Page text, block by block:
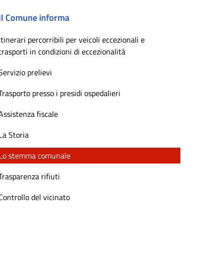
Comune informa
percorribili per veicoli eccezionali e
in condizioni di eccezionalità
prelievi
presso i presidi ospedalieri
fiscale
Storia
stemma comunale
rifiuti
del vicinato